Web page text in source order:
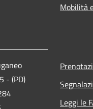
Mobilità
- (PD)
Leggi le